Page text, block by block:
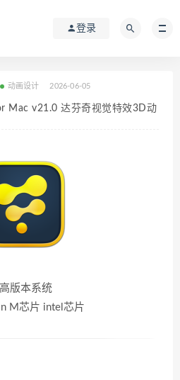
登录
动画设计 2026-06-05
Mac v21.0 达芬奇视觉特效3D动
版本系统
M芯片 intel芯片